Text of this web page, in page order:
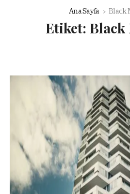
Ana Sayfa Black
Etiket: